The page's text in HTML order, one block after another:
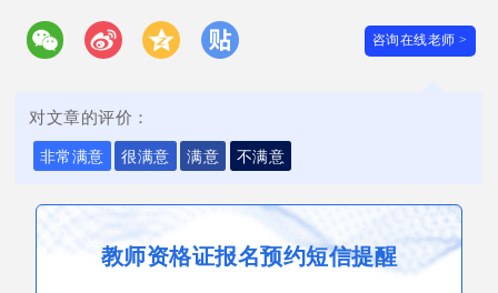
咨询在线老师 >
对文章的评价：
非常满意 很满意 满意 不满意
教师资格证报名预约短信提醒